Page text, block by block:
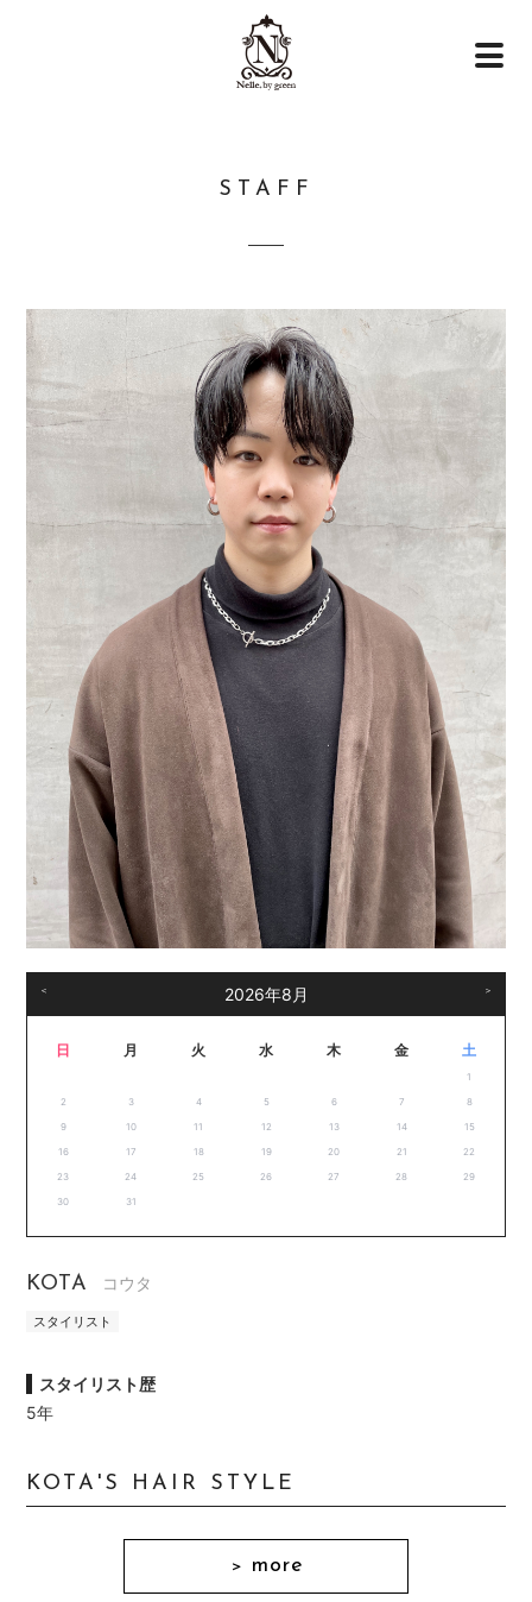
STAFF
KOTA コウタ
スタイリスト
スタイリスト歴
5年
＜ 2026年8月 ＞
日 月 火 水 木 金 土
1
2 3 4 5 6 7 8
9 10 11 12 13 14 15
16 17 18 19 20 21 22
23 24 25 26 27 28 29
30 31
KOTA'S HAIR STYLE
＞ more